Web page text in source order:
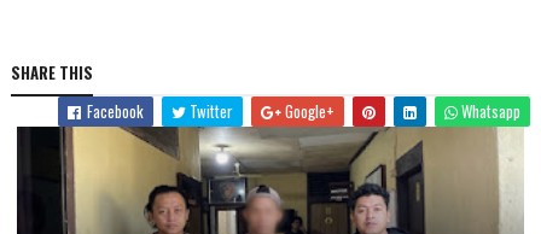
SHARE THIS
Facebook
Twitter Google+ Whatsapp